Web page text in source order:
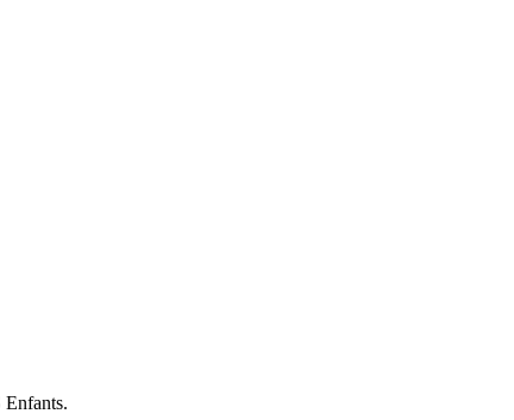
Enfants.